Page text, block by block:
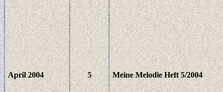
April 2004 5 Meine Melodie Heft 5/2004